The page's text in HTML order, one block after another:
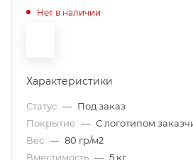
Нет в наличии
Характеристики
Статус — Под заказ
Покрытие — С логотипом
Вес — 80 гр/м2
Вместимость — 5 кг